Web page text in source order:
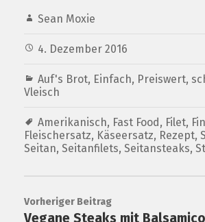
Sean Moxie
4. Dezember 2016
Auf's Brot, Einfach, Preiswert,
Vleisch
Amerikanisch, Fast Food, Filet,
Fleischersatz, Käseersatz, Rezept,
Seitan,Seitanfilets,Seitansteaks,
Vorheriger Beitrag
Vegane Steaks mit